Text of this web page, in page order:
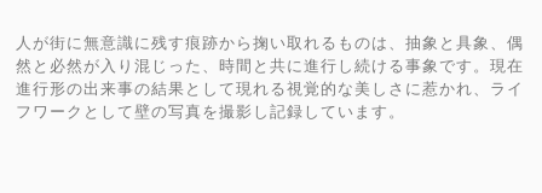
人が街に無意識に残す痕跡から掬い取れるものは、抽象と具象、偶
然と必然が入り混じった、時間と共に進行し続ける事象です。現在
進行形の出来事の結果として現れる視覚的な美しさに惹かれ、ライ
フワークとして壁の写真を撮影し記録しています。